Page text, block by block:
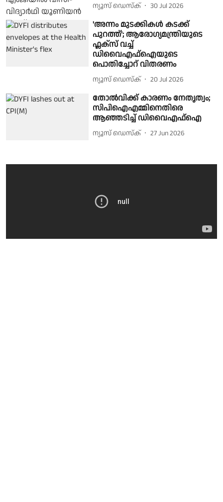
ന്യൂസ് ഡെസ്ക് 30 Jul 2026
'അന്നം മുടക്കികൾ കടക്ക്
പുറത്ത്'; ആരോഗ്യമന്ത്രിയുടെ
ഫ്ലക്സ് വച്ച്
ഡിവൈഎഫ്ഐയുടെ
പൊതിച്ചോറ് വിതരണം
ന്യൂസ് ഡെസ്ക് 20 Jul 2026
തോൽവിക്ക് കാരണം നേതൃത്വം;
സിപിഐഎമ്മിനെതിരെ
ആഞ്ഞടിച്ച് ഡിവൈഎഫ്ഐ
ന്യൂസ് ഡെസ്ക് 27 Jun 2026